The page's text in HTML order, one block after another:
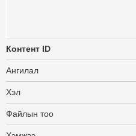
Контент ID
Ангилал
Хэл
Файлын тоо